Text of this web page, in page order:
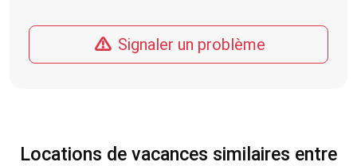
Signaler un problème
Locations de vacances similaires entre